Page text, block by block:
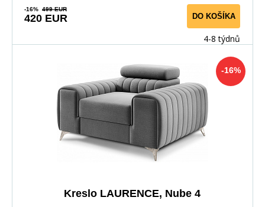
-16% 499 EUR
420 EUR DO KOŠÍKA
4-8 týdnů
-16%
Kreslo LAURENCE, Nube 4